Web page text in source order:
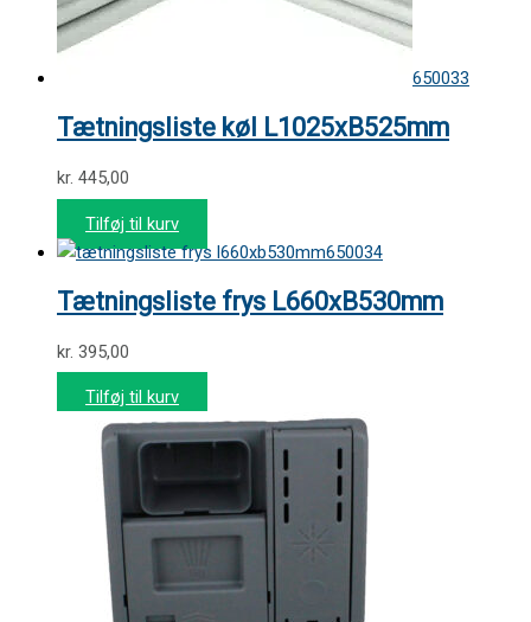
650033
Tætningsliste køl L1025xB525mm
kr. 445,00
Tilføj til kurv
650034
Tætningsliste frys L660xB530mm
kr. 395,00
Tilføj til kurv